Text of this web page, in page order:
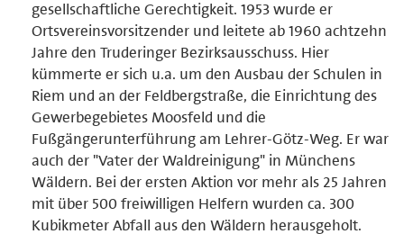
gesellschaftliche Gerechtigkeit. 1953 wurde er
Ortsvereinsvorsitzender und leitete ab 1960 achtzehn
Jahre den Truderinger Bezirksausschuss. Hier
kümmerte er sich u.a. um den Ausbau der Schulen in
Riem und an der Feldbergstraße, die Einrichtung des
Gewerbegebietes Moosfeld und die
Fußgängerunterführung am Lehrer-Götz-Weg. Er war
auch der "Vater der Waldreinigung" in Münchens
Wäldern. Bei der ersten Aktion vor mehr als 25 Jahren
mit über 500 freiwilligen Helfern wurden ca. 300
Kubikmeter Abfall aus den Wäldern herausgeholt.